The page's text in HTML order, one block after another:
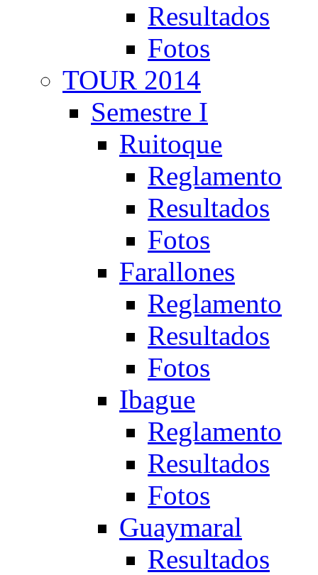
Resultados
Fotos
TOUR 2014
Semestre I
Ruitoque
Reglamento
Resultados
Fotos
Farallones
Reglamento
Resultados
Fotos
Ibague
Reglamento
Resultados
Fotos
Guaymaral
Resultados